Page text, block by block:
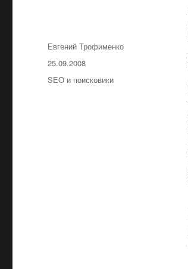
Автор
Евгений Трофименко
Опубликовано
25.09.2008
Рубрики
SEO и поисковики